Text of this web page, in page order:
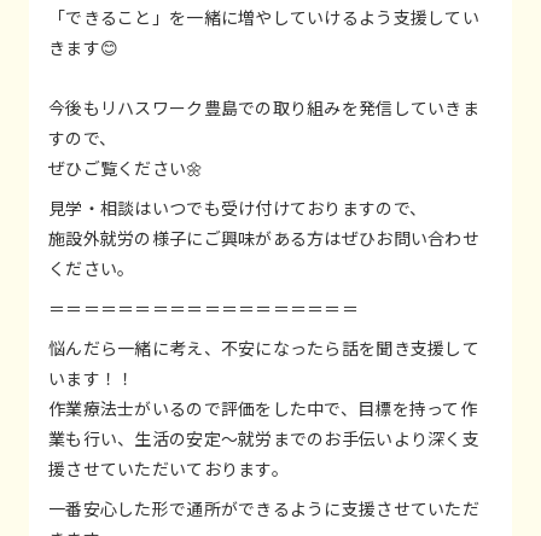
「できること」を一緒に増やしていけるよう支援してい
きます😊
今後もリハスワーク豊島での取り組みを発信していきま
すので、
ぜひご覧ください🌼
見学・相談はいつでも受け付けておりますので、
施設外就労の様子にご興味がある方はぜひお問い合わせ
ください。
＝＝＝＝＝＝＝＝＝＝＝＝＝＝＝＝＝＝
悩んだら一緒に考え、不安になったら話を聞き支援して
います！！
作業療法士がいるので評価をした中で、目標を持って作
業も行い、生活の安定～就労までのお手伝いより深く支
援させていただいております。
一番安心した形で通所ができるように支援させていただ